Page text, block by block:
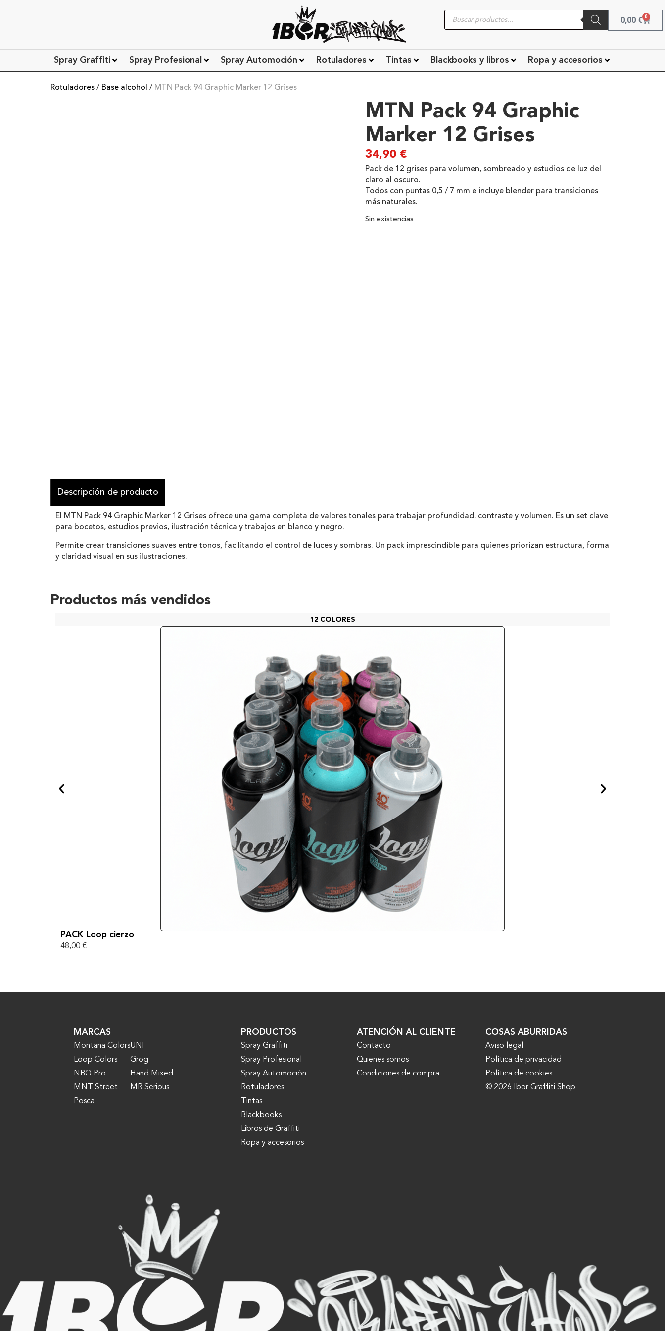
0,00 € 0
Spray Graffiti Spray Profesional Spray Automoción Rotuladores Tintas Blackbooks y libros Ropa y accesorios
Rotuladores / Base alcohol / MTN Pack 94 Graphic Marker 12 Grises
MTN Pack 94 Graphic
Marker 12 Grises
34,90€
Pack de 12 grises para volumen, sombreado y estudios de luz del
claro al oscuro.
Todos con puntas 0,5 / 7 mm e incluye blender para transiciones
más naturales.
Sin existencias
Descripción de producto
El MTN Pack 94 Graphic Marker 12 Grises ofrece una gama completa de valores tonales para trabajar profundidad, contraste y volumen. Es un set clave
para bocetos, estudios previos, ilustración técnica y trabajos en blanco y negro.
Permite crear transiciones suaves entre tonos, facilitando el control de luces y sombras. Un pack imprescindible para quienes priorizan estructura, forma
y claridad visual en sus ilustraciones.
Productos más vendidos
12 COLORES
VER MÁS
PACK Loop cierzo
48,00 €
MARCAS
Montana Colors
Loop Colors
NBQ Pro
MNT Street
Posca
UNI
Grog
Hand Mixed
MR Serious
PRODUCTOS
Spray Graffiti
Spray Profesional
Spray Automoción
Rotuladores
Tintas
Blackbooks
Libros de Graffiti
Ropa y accesorios
ATENCIÓN AL CLIENTE
Contacto
Quienes somos
Condiciones de compra
COSAS ABURRIDAS
Aviso legal
Política de privacidad
Política de cookies
© 2026 Ibor Graffiti Shop